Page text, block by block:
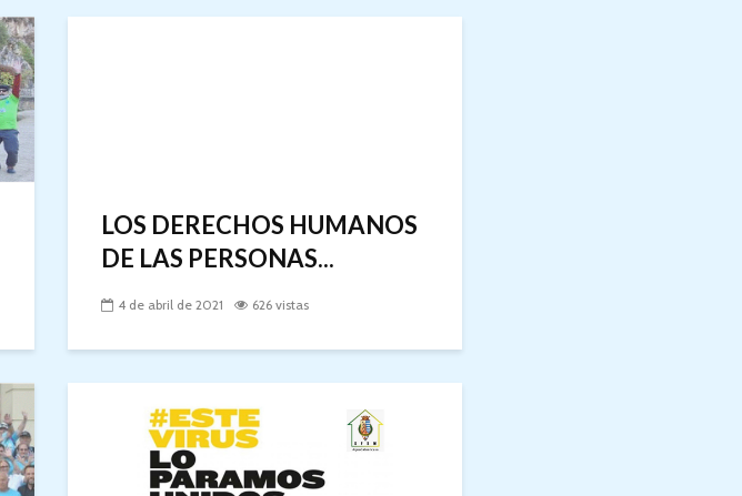
LOS DERECHOS HUMANOS
DE LAS PERSONAS...
4 de abril de 2021 626 vistas